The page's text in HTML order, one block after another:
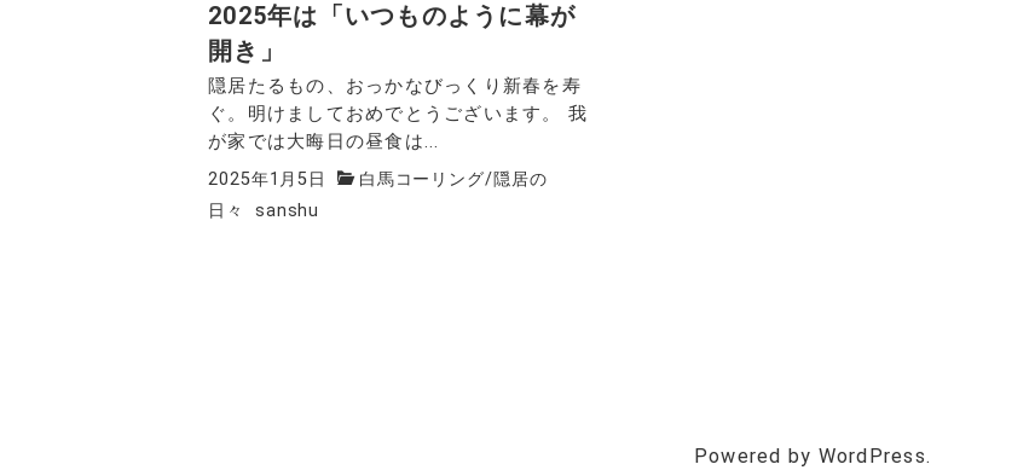
2025年は「いつものように幕が
開き」
隠居たるもの、おっかなびっくり新春を寿
ぐ。明けましておめでとうございます。 我
が家では大晦日の昼食は...
2025年1月5日 白馬コーリング/ 隠居の
日々
sanshu
Powered by WordPress.